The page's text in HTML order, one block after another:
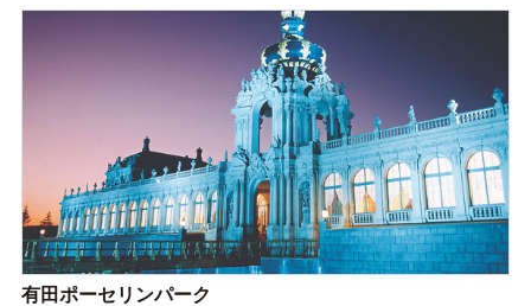
有田ポーセリンパーク